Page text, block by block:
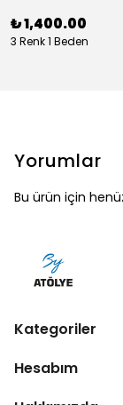
₺ 1,400.00
3 Renk 1 Beden
Yorumlar
Bu ürün için
Kategoriler
Hesabım